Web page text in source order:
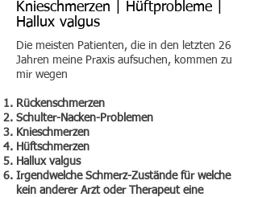
Knieschmerzen | Hüftprobleme |
Hallux valgus
Die meisten Patienten, die in den letzten 26
Jahren meine Praxis aufsuchen, kommen zu
mir wegen
Rückenschmerzen
Schulter-Nacken-Problemen
Knieschmerzen
Hüftschmerzen
Hallux valgus
Irgendwelche Schmerz-Zustände für welche
kein anderer Arzt oder Therapeut eine